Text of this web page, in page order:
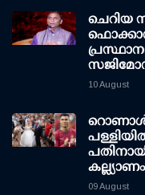
ചെറിയ
10 August
09 August